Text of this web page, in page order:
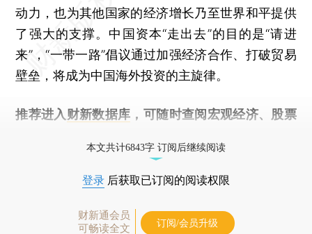
动力，也为其他国家的经济增长乃至世界和平提供
了强大的支撑。中国资本“走出去”的目的是“请进
来”，“一带一路”倡议通过加强经济合作、打破贸易
壁垒，将成为中国海外投资的主旋律。
推荐进入 财新数据库 ，可随时查阅宏观经济、股票
本文共计6843字 订阅后继续阅读
登录 后获取已订阅的阅读权限
财新通会员
可畅读全文
订阅/会员升级